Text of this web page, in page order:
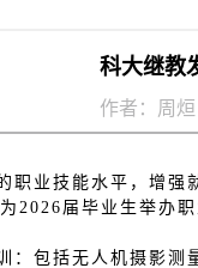
科大继教
作者：周烜
职业技能水平，增
2026届毕业生举办
：包括无人机摄影